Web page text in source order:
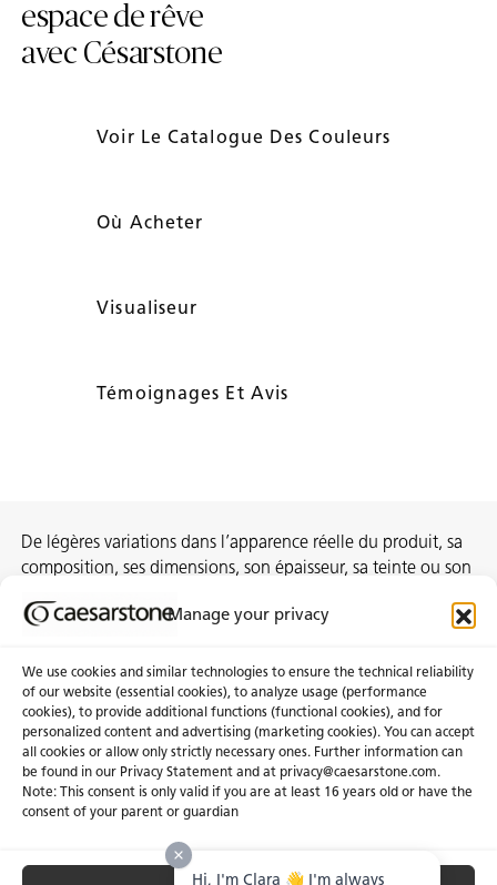
Manage your privacy
We use cookies and similar technologies to ensure the technical reliability
of our website (essential cookies), to analyze usage (performance
cookies), to provide additional functions (functional cookies), and for
personalized content and advertising (marketing cookies). You can accept
all cookies or allow only strictly necessary ones. Further information can
be found in our Privacy Statement and at privacy@caesarstone.com.
Note: This consent is only valid if you are at least 16 years old or have the
consent of your parent or guardian
espace de rêve
avec Césarstone
Voir Le Catalogue Des Couleurs
Où Acheter
Visualiseur
Témoignages Et Avis
De légères variations dans l’apparence réelle du produit, sa
composition, ses dimensions, son épaisseur, sa teinte ou son
constituent pas des non-conformités.
Obtenir une soumission
À propos de nous Certifications
Communiqués Carrières
Investisseurs
Hi, I'm Clara 👋 I'm always